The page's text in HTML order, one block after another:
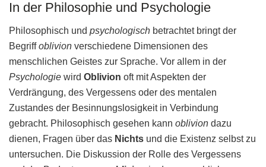
In der Philosophie und Psychologie
Philosophisch und psychologisch betrachtet bringt der
Begriffoblivion verschiedene Dimensionen des
menschlichen Geistes zur Sprache. Vor allem in der
Psychologie wird Oblivion oft mit Aspekten der
Verdrängung, des Vergessens oder des mentalen
Zustandes der Besinnungslosigkeit in Verbindung
gebracht. Philosophisch gesehen kann oblivion dazu
dienen, Fragen über das Nichts und die Existenz selbst zu
untersuchen. Die Diskussion der Rolle des Vergessens